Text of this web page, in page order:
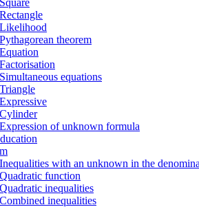
Rectangle
Likelihood
Pythagorean theorem
Equation
Factorisation
Simultaneous equations
Triangle
Expressive
Cylinder
Expression of unknown formula
Inequalities with an unknown in the
Quadratic function
Quadratic inequalities
Combined inequalities